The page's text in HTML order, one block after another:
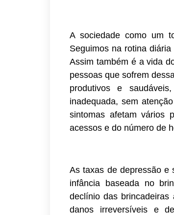
A sociedade como um
Seguimos na rotina
Assim também é a vida
pessoas que sofrem
produtivos e
inadequada, sem
sintomas afetam vários
acessos e do número de
As taxas de depressão e
infância baseada no
declínio das brincadeiras
danos irreversíveis e